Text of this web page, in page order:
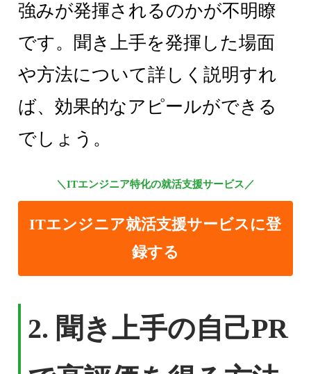
強みが発揮されるのかが不明瞭
です。聞き上手を発揮した場面
や方法について詳しく説明すれ
ば、効果的なアピールができる
でしょう。
＼ITエンジニア特化の就活支援サービス／
ITエンジニア就活支援サービスに登
録する
2. 聞き上手の自己PR